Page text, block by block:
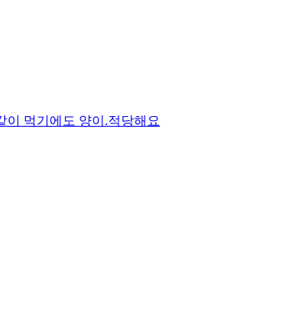
이 먹기에도 양이.적당해요